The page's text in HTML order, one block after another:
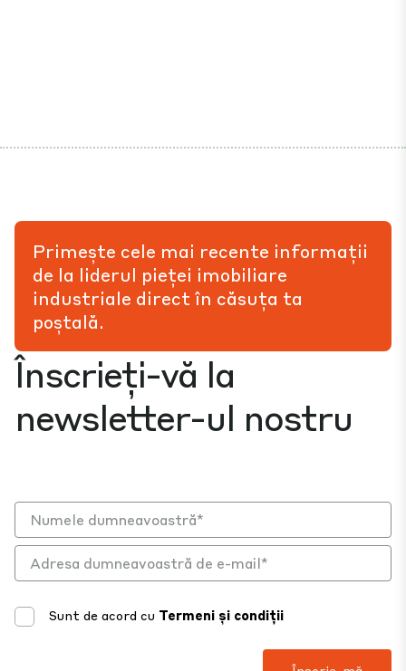
Înscrieți-vă la
newsletter-ul nostru
Sunt de acord cu Termeni și condiții
Primește cele mai recente informații
de la liderul pieței imobiliare
industriale direct în căsuța ta
poștală.